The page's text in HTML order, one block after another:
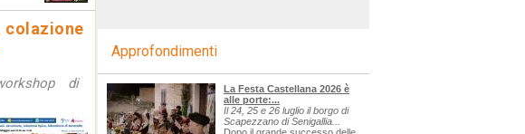
colazione
di
Approfondimenti
La Festa Castellana 2026 è
alle porte:...
Il 24, 25 e 26 luglio il borgo di
Scapezzano di Senigallia...